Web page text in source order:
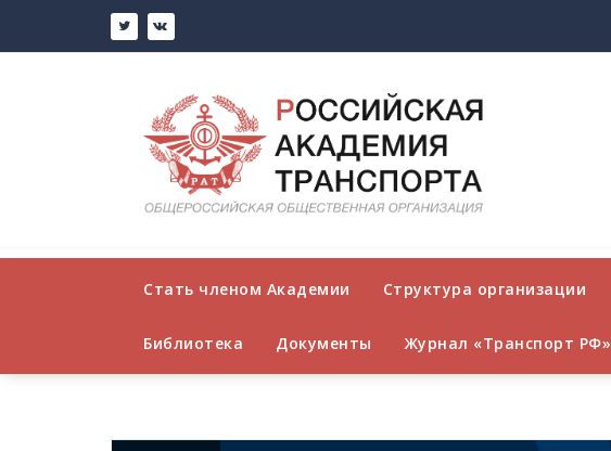
содержимому
Стать членом Академии Структура организации
Библиотека Документы Журнал «Транспорт РФ»